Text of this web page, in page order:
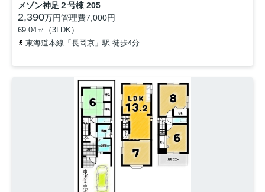
メゾン神足２号棟 205
2,390万円管理費7,000円
69.04㎡（3LDK）
東海道本線「長岡京」駅 徒歩4分